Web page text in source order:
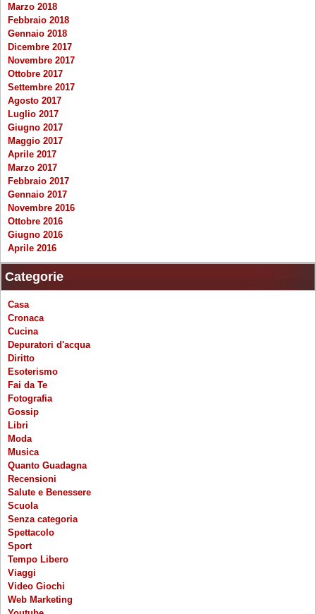
Marzo 2018
Febbraio 2018
Gennaio 2018
Dicembre 2017
Novembre 2017
Ottobre 2017
Settembre 2017
Agosto 2017
Luglio 2017
Giugno 2017
Maggio 2017
Aprile 2017
Marzo 2017
Febbraio 2017
Gennaio 2017
Novembre 2016
Ottobre 2016
Giugno 2016
Aprile 2016
Categorie
Casa
Cronaca
Cucina
Depuratori d'acqua
Diritto
Esoterismo
Fai da Te
Fotografia
Gossip
Libri
Moda
Musica
Quanto Guadagna
Recensioni
Salute e Benessere
Scuola
Senza categoria
Spettacolo
Sport
Tempo Libero
Viaggi
Video Giochi
Web Marketing